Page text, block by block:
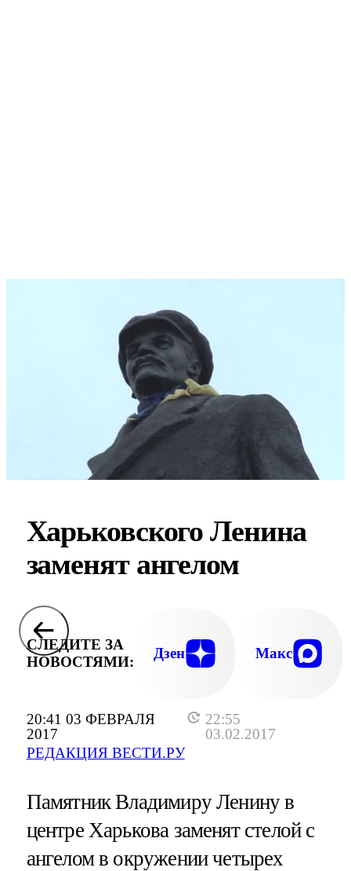
20:41 03 ФЕВРАЛЯ
2017
22:55
03.02.2017
РЕДАКЦИЯ ВЕСТИ.РУ
Харьковского Ленина
заменят ангелом
СЛЕДИТЕ ЗА
НОВОСТЯМИ:
Дзен Макс
Памятник Владимиру Ленину в
центре Харькова заменят стелой с
ангелом в окружении четырех